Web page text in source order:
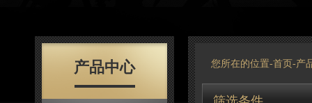
产品中心 您所在的位置-首页 -产